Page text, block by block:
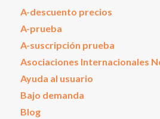
A-descuento precios
A-prueba
A-suscripción prueba
Asociaciones Internacionales
Ayuda al usuario
Bajo demanda
Blog